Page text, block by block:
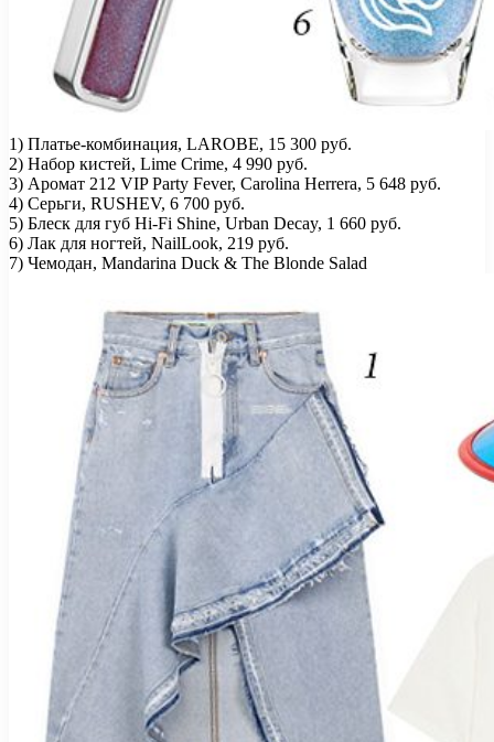
1) Платье-комбинация, LAROBE, 15 300 руб.
2) Набор кистей, Lime Crime, 4 990 руб.
3) Аромат 212 VIP Party Fever, Carolina Herrera, 5 648 руб.
4) Серьги, RUSHEV, 6 700 руб.
5) Блеск для губ Hi-Fi Shine, Urban Decay, 1 660 руб.
6) Лак для ногтей, NailLook, 219 руб.
7) Чемодан, Mandarina Duck & The Blonde Salad